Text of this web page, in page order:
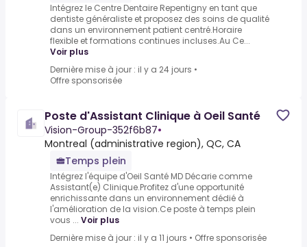
Intégrez le Centre Dentaire Repentigny en tant que
dentiste généraliste et proposez des soins de qualité
dans un environnement patient centré.Horaire
flexible et formations continues incluses.Au Ce...
Voir plus
Dernière mise à jour : il y a 24 jours •
Offre sponsorisée
Poste d'Assistant Clinique à Oeil Santé
Vision-Group-352f6b87•
Montreal (administrative region), QC, CA
Temps plein
Intégrez l'équipe d'Oeil Santé MD Décarie comme
Assistant(e) Clinique.Profitez d'une opportunité
enrichissante dans un environnement dédié à
l'amélioration de la vision.Ce poste à temps plein
vous ... Voir plus
Dernière mise à jour : il y a 11 jours • Offre sponsorisée